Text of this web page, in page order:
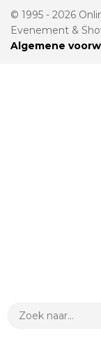
ZOEKEN
© 1995 - 2026
Evenement &
Algemene